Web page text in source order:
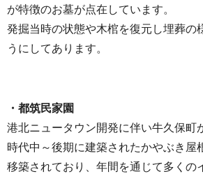
が特徴のお墓が点在しています。
発掘当時の状態や木棺を復元し埋葬の
うにしてあります。
・都筑民家園
港北ニュータウン開発に伴い牛久保町
時代中～後期に建築されたかやぶき屋
移築されており、年間を通じて多くの